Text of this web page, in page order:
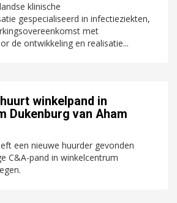
klinische
gespecialiseerd in infectieziekten,
met
de ontwikkeling en realisatie...
winkelpand in
Dukenburg van Aham
een nieuwe huurder gevonden
C&A-pand in winkelcentrum